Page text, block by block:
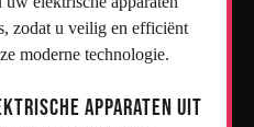
zodat u veilig en efficiënt
moderne technologie.
apparaten uit